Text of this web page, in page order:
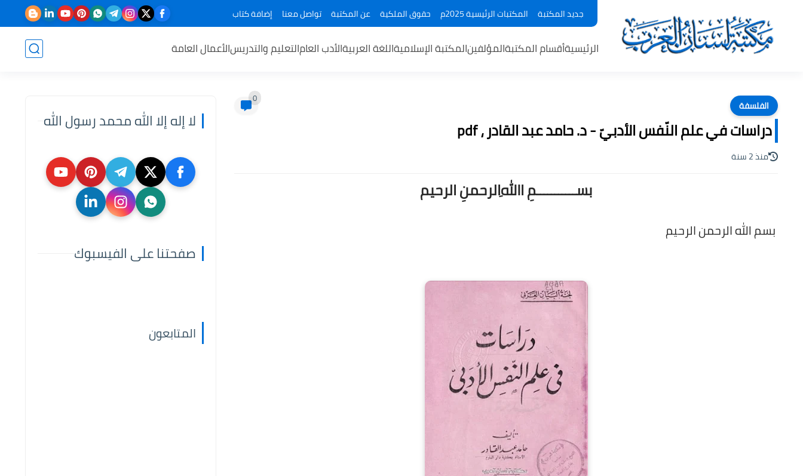
جديد المكتبة المكتبات الرئيسية 2025م حقوق الملكية عن المكتبة تواصل معنا إضافة كتاب
الرئيسيةأقسام المكتبةالمؤلفينالمكتبة الإسلاميةاللغة العربيةالأدب العامالتعليم والتدريسالأعمال العامة
الفلسفة 0
دراسات في علم النّفس الأدبيّ - د. حامد عبد القادر ، pdf
منذ 2 سنة
بســـــــــــمِ اﷲِالرحمنِ الرحيم
بسم الله الرحمن الرحيم
لا إله إلا الله محمد رسول الله
صفحتنا على الفيسبوك
المتابعون